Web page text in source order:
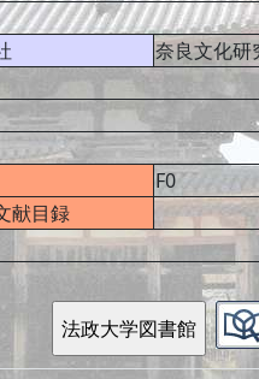
奈良文化研
F0
献目録